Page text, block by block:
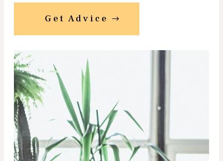
Get Advice